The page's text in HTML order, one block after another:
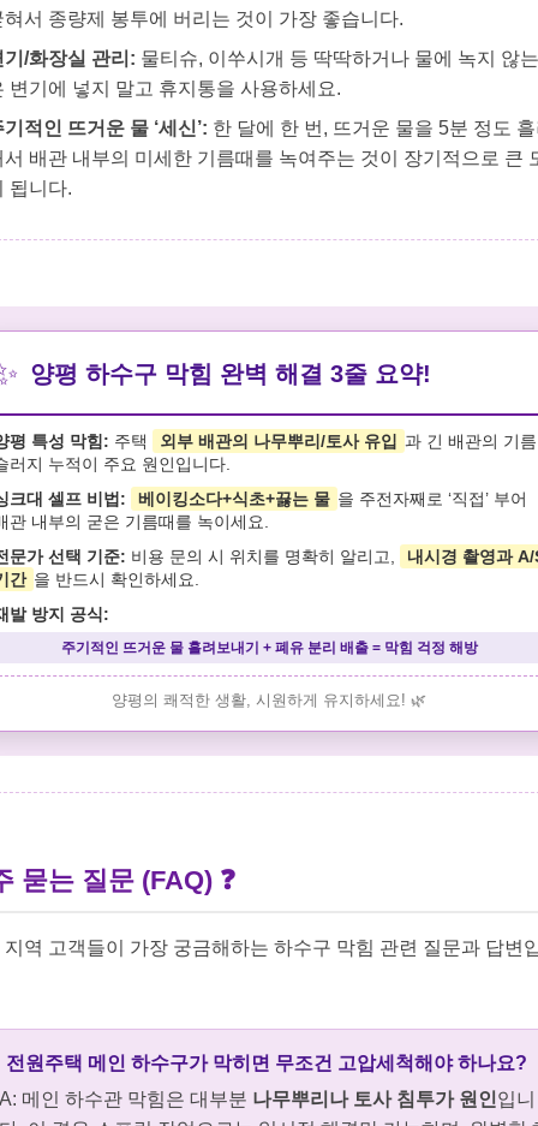
혀서 종량제 봉투에 버리는 것이 가장 좋습니다.
기/화장실 관리: 물티슈, 이쑤시개 등 딱딱하거나 물에 녹지 않
변기에 넣지 말고 휴지통을 사용하세요.
기적인 뜨거운 물 ‘세신’: 한 달에 한 번, 뜨거운 물을 5분 정도
서 배관 내부의 미세한 기름때를 녹여주는 것이 장기적으로 큰
됩니다.
양평 하수구 막힘 완벽 해결 3줄 요약!
평 특성 막힘: 주택 외부 배관의 나무뿌리/토사 유입 과 긴 배관의 기름
러지 누적이 주요 원인입니다.
크대 셀프 비법:
베이킹소다+식초+끓는 물 을 주전자째로 ‘직접’ 부어
관 내부의 굳은 기름때를 녹이세요.
문가 선택 기준: 비용 문의 시 위치를 명확히 알리고,
내시경 촬영과 A/
간 을 반드시 확인하세요.
발 방지 공식:
주기적인 뜨거운 물 흘려보내기 + 폐유 분리 배출 = 막힘 걱정 해방
양평의 쾌적한 생활, 시원하게 유지하세요! 🌿
묻는 질문 (FAQ) ❓
지역 고객들이 가장 궁금해하는 하수구 막힘 관련 질문과 답변
전원주택 메인 하수구가 막히면 무조건 고압세척해야 하나요?
A: 메인 하수관 막힘은 대부분 나무뿌리나 토사 침투가 원인입니